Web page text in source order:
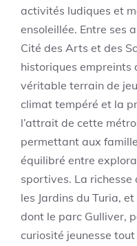
activités ludiques et
ensoleillée. Entre ses
Cité des Arts et des
historiques empreints
véritable terrain de
climat tempéré et la
l’attrait de cette
permettant aux
équilibré entre
sportives. La richesse
les Jardins du Turia,
dont le parc Gulliver,
curiosité jeunesse